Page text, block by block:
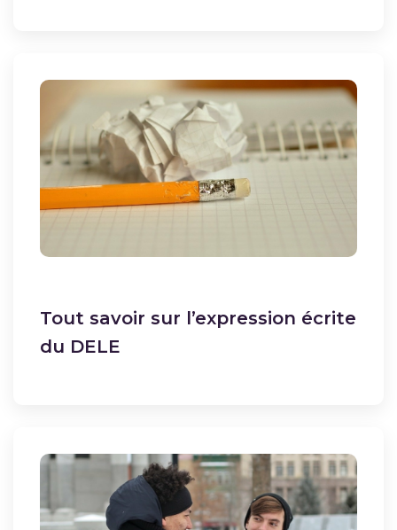
Tout savoir sur l’expression écrite
du DELE